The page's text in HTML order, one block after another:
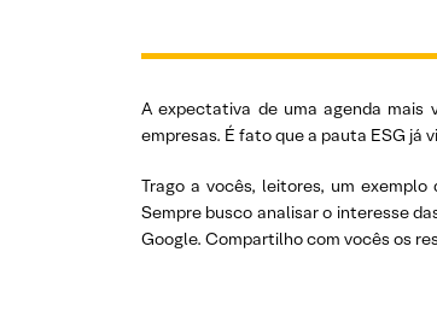
A expectativa de uma agenda mais
empresas. É fato que a pauta ESG já
Trago a vocês, leitores, um
Sempre busco analisar o interesse
Google. Compartilho com vocês os